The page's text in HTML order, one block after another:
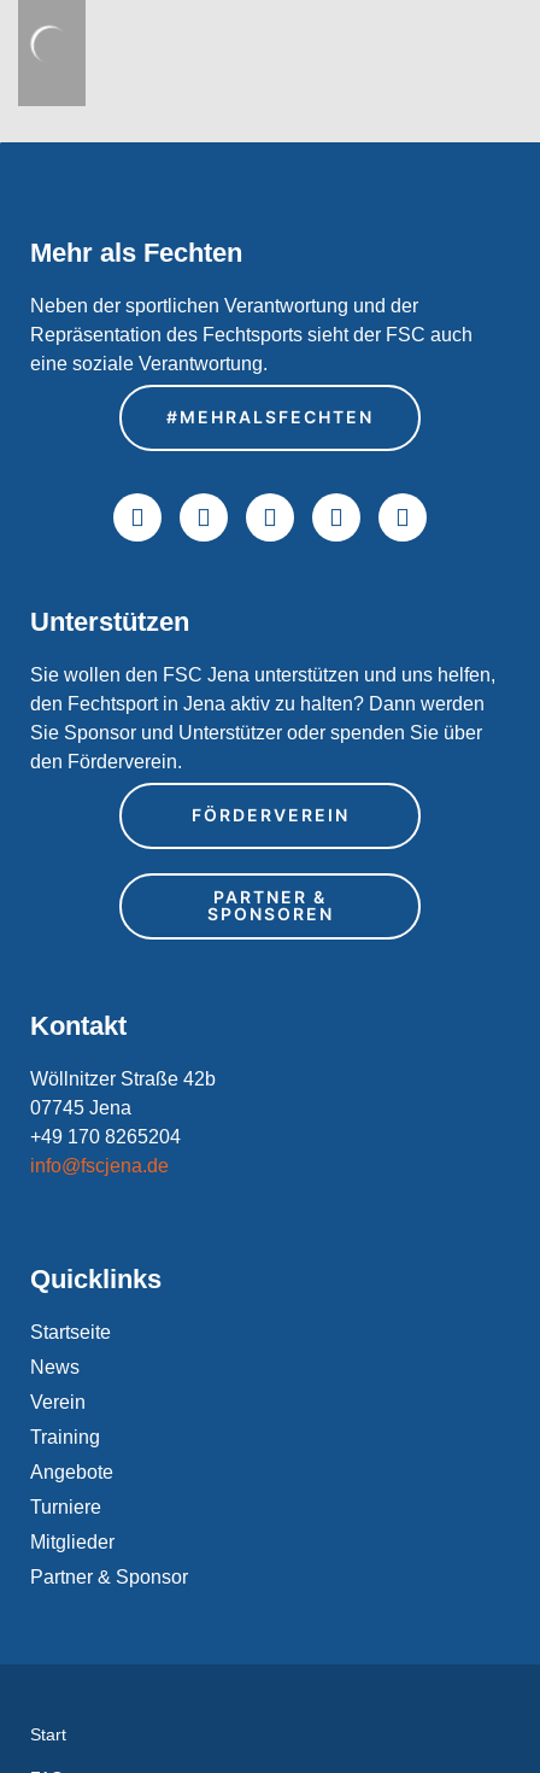
Mehr als Fechten
Neben der sportlichen Verantwortung und der
Repräsentation des Fechtsports sieht der FSC auch
eine soziale Verantwortung.
#MEHRALSFECHTEN
Unterstützen
Sie wollen den FSC Jena unterstützen und uns helfen,
den Fechtsport in Jena aktiv zu halten? Dann werden
Sie Sponsor und Unterstützer oder spenden Sie über
den Förderverein.
FÖRDERVEREIN
PARTNER &
SPONSOREN
Kontakt
Wöllnitzer Straße 42b
07745 Jena
+49 170 8265204
info@fscjena.de
Quicklinks
Startseite
News
Verein
Training
Angebote
Turniere
Mitglieder
Partner & Sponsor
Start